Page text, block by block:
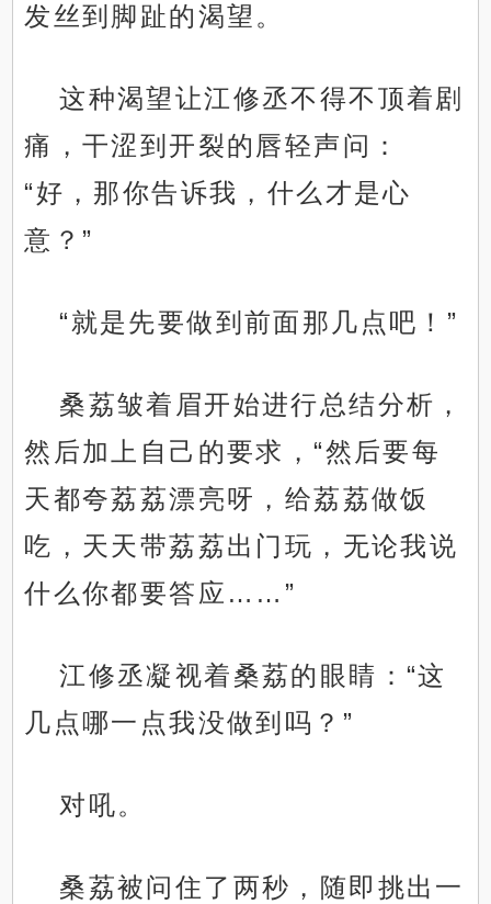
发丝到脚趾的渴望。
这种渴望让江修丞不得不顶着剧
痛，干涩到开裂的唇轻声问：
“好，那你告诉我，什么才是心
意？”
“就是先要做到前面那几点吧！”
桑荔皱着眉开始进行总结分析，
然后加上自己的要求，“然后要每
天都夸荔荔漂亮呀，给荔荔做饭
吃，天天带荔荔出门玩，无论我说
什么你都要答应……”
江修丞凝视着桑荔的眼睛：“这
几点哪一点我没做到吗？”
对吼。
桑荔被问住了两秒，随即挑出一